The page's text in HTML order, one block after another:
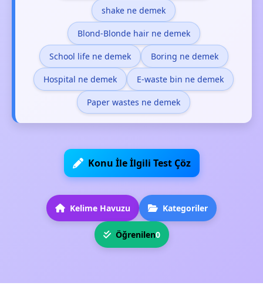
shake ne demek
Blond-Blonde hair ne demek
School life ne demek Boring ne demek
Hospital ne demek E-waste bin ne demek
Paper wastes ne demek
Konu İle İlgili Test Çöz
Kelime Havuzu Kategoriler
Öğrenilen0